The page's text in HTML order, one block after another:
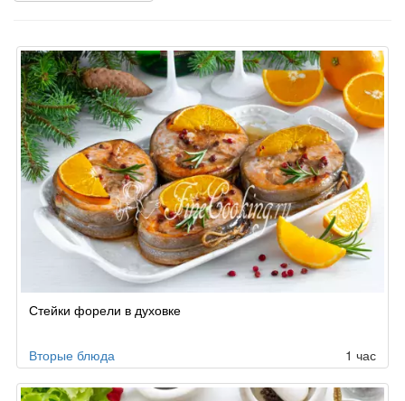
Стейки форели в духовке
Вторые блюда 1 час